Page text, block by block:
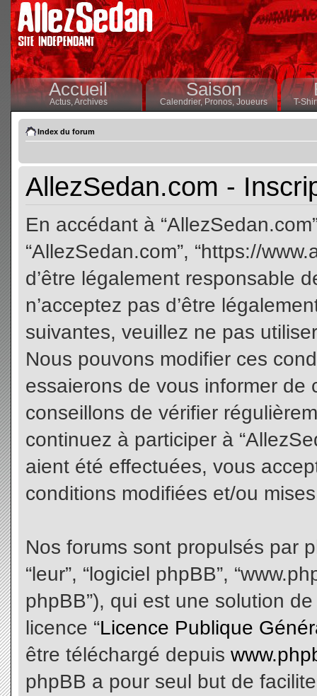
Accueil
Actus,Archives
Saison
Calendrier,Pronos, Joueurs T-
Index du forum
AllezSedan.com -
En accédant à
“AllezSedan.com”, “https://
d’être légalement responsable
n’acceptez pas d’être
suivantes, veuillez ne pas
Nous pouvons modifier ces
essaierons de vous informer
conseillons de vérifier
continuez à participer à
aient été effectuées, vous
conditions modifiées et/ou
Nos forums sont propulsés par
“leur”, “logiciel phpBB”,
phpBB”), qui est une solution
licence “Licence Publique
être téléchargé depuis
phpBB a pour seul but de